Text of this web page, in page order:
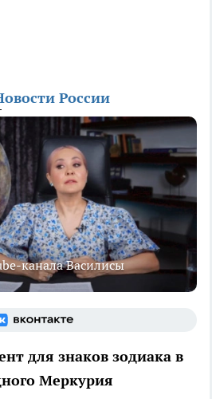
России
канала Василисы
для знаков зодиака в
Меркурия